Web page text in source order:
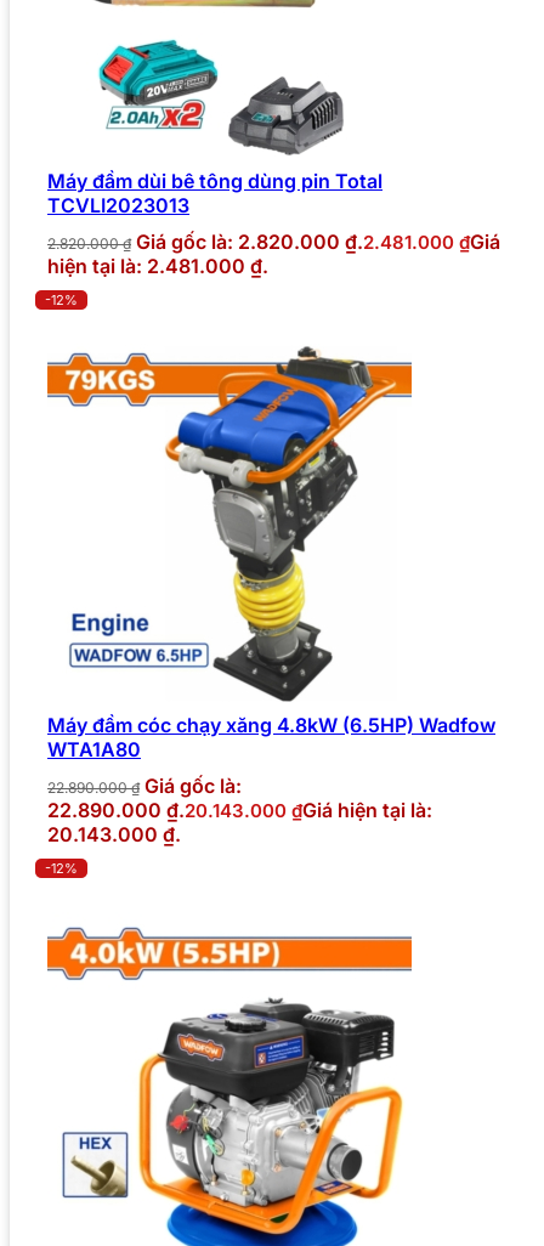
Máy đầm dùi bê tông dùng pin Total
TCVLI2023013
2.820.000₫ Giá gốc là: 2.820.000 ₫.2.481.000 ₫Giá
hiện tại là: 2.481.000 ₫.
-12%
Máy đầm cóc chạy xăng 4.8kW (6.5HP) Wadfow
WTA1A80
22.890.000₫ Giá gốc là:
22.890.000 ₫.20.143.000 ₫Giá hiện tại là:
20.143.000 ₫.
-12%